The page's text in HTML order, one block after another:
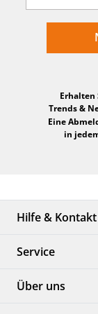
Anzahl:
Trends &
Eine
in
Hilfe & Kontakt
Service
Über uns